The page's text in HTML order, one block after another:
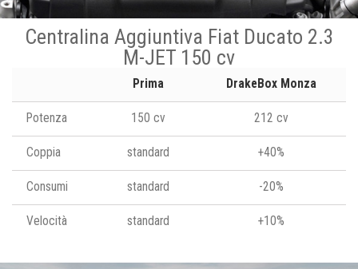
Centralina Aggiuntiva Fiat Ducato 2.3
M-JET 150 cv
Prima DrakeBox Monza
Potenza 150 cv 212 cv
Coppia standard +40%
Consumi standard -20%
Velocità standard +10%